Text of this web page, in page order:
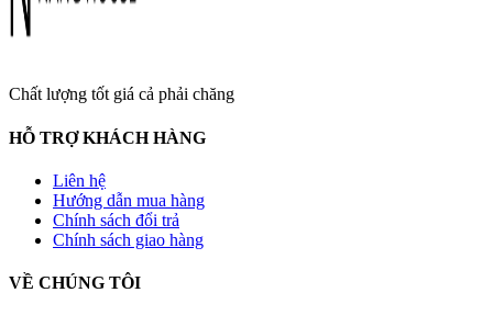
Chất lượng tốt giá cả phải chăng
HỖ TRỢ KHÁCH HÀNG
Liên hệ
Hướng dẫn mua hàng
Chính sách đổi trả
Chính sách giao hàng
VỀ CHÚNG TÔI